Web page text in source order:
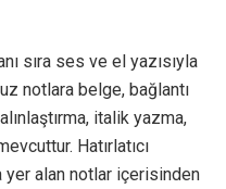
sıra ses ve el yazısıyla
notlara belge, bağlantı
italik yazma,
Hatırlatıcı
yer alan notlar içerisinden